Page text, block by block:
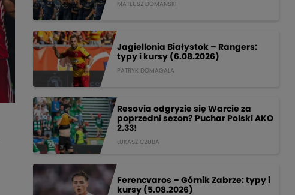
MATEUSZ DOMANSKI
Jagiellonia Białystok – Rangers:
typy i kursy (6.08.2026)
PATRYK DOMAGALA
Resovia odgryzie się Warcie za
poprzedni sezon? Puchar Polski AKO
2.33!
ŁUKASZ CZUBA
Ferencvaros – Górnik Zabrze: typy i
kursy (5.08.2026)